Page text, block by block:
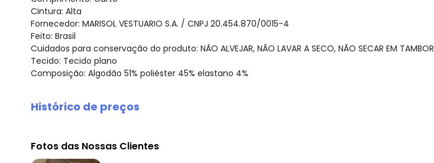
Cintura: Alta
Fornecedor: MARISOL VESTUARIO S.A. / CNPJ 20.454.870/0015-4
Feito: Brasil
Cuidados para conservação do produto: NÃO ALVEJAR, NÃO LAVAR A SECO, NÃO SECAR EM TAMBOR
Tecido: Tecido plano
Composição: Algodão 51% poliéster 45% elastano 4%
Histórico de preços
agosto/2026
julho/2026
Fotos das Nossas Clientes